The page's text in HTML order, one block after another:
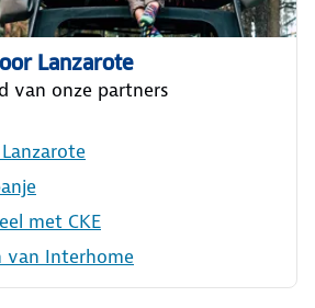
Lanzarote
van onze partners
met CKE
van Interhome